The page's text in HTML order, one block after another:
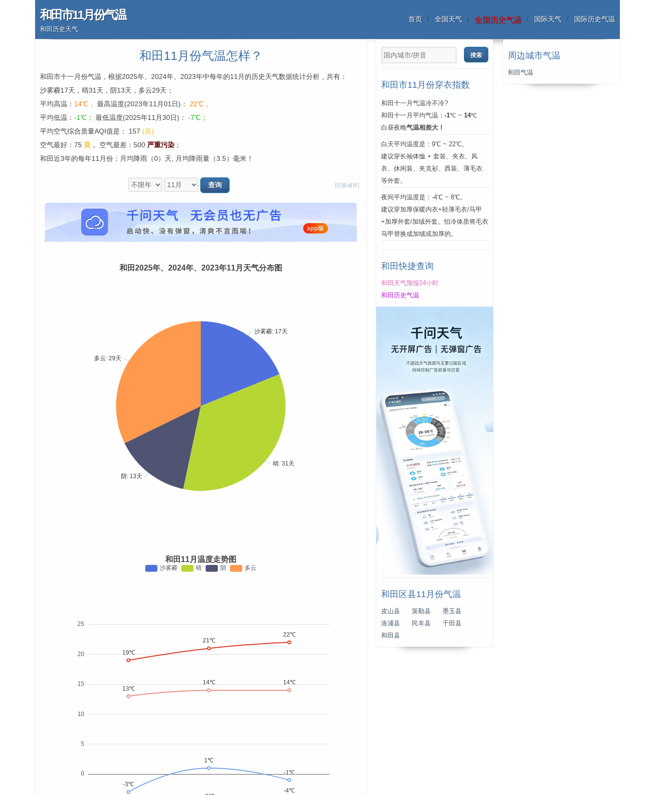
和田市11月份气温
和田历史天气
首页 全国天气 全国历史气温 国际天气 国际历史气温
和田11月份气温怎样？
和田市十一月份气温，根据2025年、2024年、2023年中每年的11月的历史天气数据统计分析，共有：
沙雾霾17天，晴31天，阴13天，多云29天；
平均高温： 14℃， 最高温度(2023年11月01日)： 22℃，
平均低温： -1℃； 最低温度(2025年11月30日)： -7℃；
平均空气综合质量AQI值是： 157 (良)
空气最好：75 良 ， 空气最差：500 严重污染 ；
和田近3年的每年11月份：月均降雨（0）天, 月均降雨量（3.5）毫米！
[切换城市]
和田2025年、2024年、2023年11月天气分布图
和田11月温度走势图
和田市11月份穿衣指数
和田十一月气温冷不冷?
和田十一月平均气温： -1℃ ~ 14℃
白昼夜晚气温相差大！
白天平均温度是：9℃ ~ 22℃。
建议穿长袖体恤 + 套装、夹衣、风
衣、休闲装、夹克衫、西装、薄毛衣
等外套。
夜间平均温度是：-4℃ ~ 8℃。
建议穿加厚保暖内衣+轻薄毛衣/马甲
+加厚外套/加绒外套。怕冷体质将毛衣
马甲替换成加绒或加厚的。
和田快捷查询
和田天气预报24小时
和田历史气温
和田区县11月份气温
皮山县 策勒县
墨玉县
洛浦县
民丰县
于田县
和田县
周边城市气温
和田气温